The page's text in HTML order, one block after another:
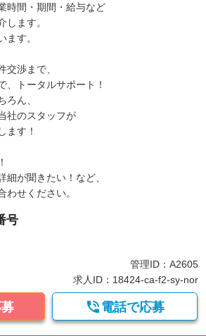
時間・期間・給与など
します。
ます。
交渉まで、
、トータルサポート！
ろん、
社のスタッフが
ます！
細が聞きたい！など、
わせください。
号
管理ID：A2605
求人ID：18424-ca-f2-sy-nor
 電話で応募